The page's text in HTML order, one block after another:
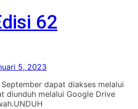
62
5, 2023
dapat diakses melalui
diunduh melalui Google Drive